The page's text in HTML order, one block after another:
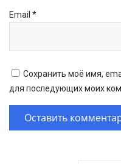
Email *
Сохранить моё имя,
для последующих моих